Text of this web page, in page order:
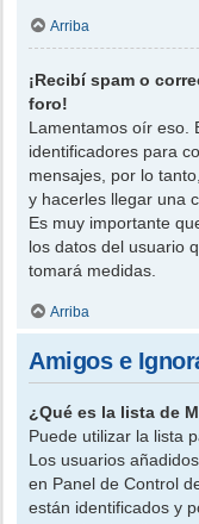
Arriba
¡Recibí spam o
foro!
Lamentamos oír eso.
identificadores para
mensajes, por lo
y hacerles llegar una
Es muy importante
los datos del usuario
tomará medidas.
Arriba
Amigos e
¿Qué es la lista de
Puede utilizar la lista
Los usuarios
en Panel de Control
están identificados y